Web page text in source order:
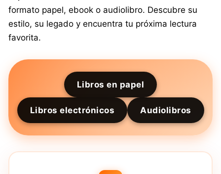
formato papel, ebook o audiolibro. Descubre su
estilo, su legado y encuentra tu próxima lectura
favorita.
Libros en papel
Libros electrónicos Audiolibros